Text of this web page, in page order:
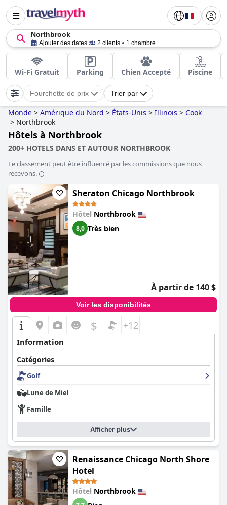
Northbrook
Ajouter des dates 2 clients 1 chambre
Wi-Fi Gratuit Parking Chien Accepté Piscine
Fourchette de prix Trier par
Monde > Amérique du Nord > États-Unis > Illinois > Cook
> Northbrook
Hôtels à Northbrook
200+ HOTELS DANS ET AUTOUR NORTHBROOK
Le classement peut être influencé par les commissions que nous
recevons.
Sheraton Chicago Northbrook
Hôtel Northbrook
8,0 Très bien
À partir de 140 $
Voir les disponibilités
$ +12
Information
Catégories
Golf
Lune de Miel
Famille
Afficher plus
Renaissance Chicago North Shore
Hotel
Hôtel Northbrook